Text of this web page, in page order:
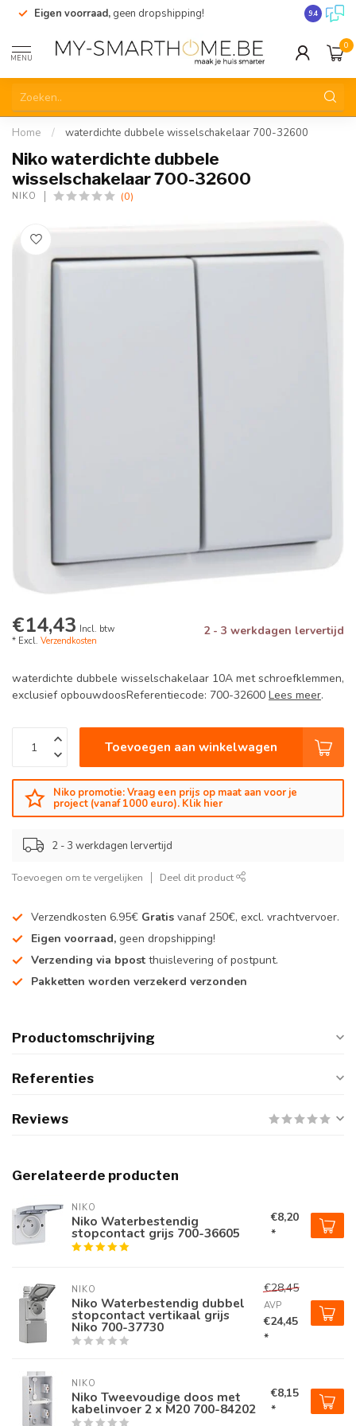
Eigen voorraad, geen dropshipping! 9.4
MENU
0
Home / waterdichte dubbele wisselschakelaar 700-32600
Niko waterdichte dubbele
wisselschakelaar 700-32600
NIKO (0)
€14,43 Incl. btw
* Excl. Verzendkosten
2 - 3 werkdagen lervertijd
waterdichte dubbele wisselschakelaar 10A met schroefklemmen,
exclusief opbouwdoosReferentiecode: 700-32600 Lees meer.
Toevoegen aan winkelwagen
Niko promotie: Vraag een prijs op maat aan voor je
project (vanaf 1000 euro). Klik hier
2 - 3 werkdagen lervertijd
Toevoegen om te vergelijken Deel dit product
Verzendkosten 6.95€ Gratis vanaf 250€, excl. vrachtvervoer.
Eigen voorraad, geen dropshipping!
Verzending via bpost thuislevering of postpunt.
Pakketten worden verzekerd verzonden
Productomschrijving
Referenties
Reviews
Gerelateerde producten
NIKO
Niko Waterbestendig
stopcontact grijs 700-36605
€8,20
*
NIKO
Niko Waterbestendig dubbel
stopcontact vertikaal grijs
Niko 700-37730
€28,45
AVP
€24,45
*
NIKO
Niko Tweevoudige doos met
kabelinvoer 2 x M20 700-84202
€8,15
*